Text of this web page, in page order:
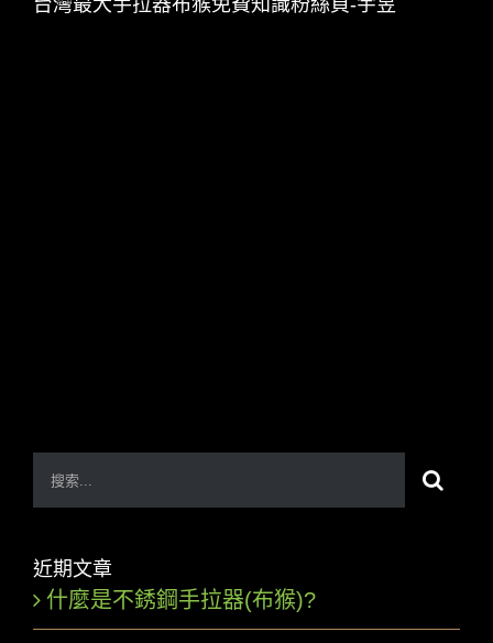
台灣最大手拉器布猴免費知識粉絲頁-宇昱
搜
索
果：
近期文章
什麼是不銹鋼手拉器(布猴)?